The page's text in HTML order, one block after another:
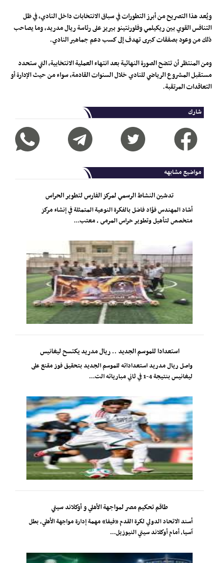
ويُعد هذا التصريح من أبرز التطورات في سباق الانتخابات داخل النادي، في ظل
التنافس القوي بين ريكيلمي وفلورنتينو بيريز على رئاسة ريال مدريد، وما يصاحب
ذلك من وعود بصفقات كبرى تهدف إلى كسب دعم جماهير النادي.
ومن المنتظر أن تتضح الصورة النهائية بعد انتهاء العملية الانتخابية، التي ستحدد
مستقبل المشروع الرياضي للنادي خلال السنوات القادمة، سواء من حيث الإدارة أو
التعاقدات المرتقبة.
شارك
مواضيع مشابهه
تدشين النشاط الرسمي لمركز الفارس لتطوير الحراس
أشاد المهندس فؤاد فاضل بالفكرة النوعية المتمثلة في إنشاء مركز
متخصص لتأهيل وتطوير حراس المرمى ، معتب...
استعدادا للموسم الجديد .. ريال مدريد يكتسح ليغانيس
واصل ريال مدريد استعداداته للموسم الجديد بتحقيق فوز مقنع على
ليغانيس بنتيجة 4-1 في ثاني مبارياته الت...
طاقم تحكيم مصر لمواجهة الأهلي و أوكلاند سيتي
أسند الاتحاد الدولي لكرة القدم «فيفا» مهمة إدارة مواجهة الأهلي، بطل
آسيا، أمام أوكلاند سيتي النيوزيل...